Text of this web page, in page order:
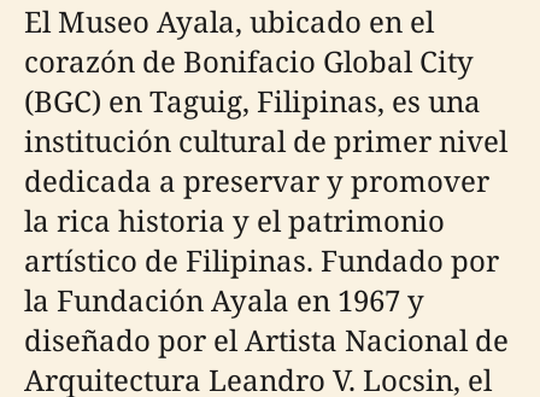
El Museo Ayala, ubicado en el
corazón de Bonifacio Global City
(BGC) en Taguig, Filipinas, es una
institución cultural de primer nivel
dedicada a preservar y promover
la rica historia y el patrimonio
artístico de Filipinas. Fundado por
la Fundación Ayala en 1967 y
diseñado por el Artista Nacional de
Arquitectura Leandro V. Locsin, el